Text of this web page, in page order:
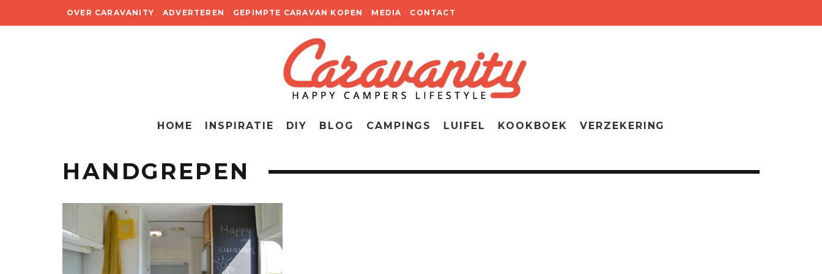
OVER CARAVANITY ADVERTEREN GEPIMPTE CARAVAN KOPEN MEDIA CONTACT
HOME INSPIRATIE DIY BLOG CAMPINGS LUIFEL KOOKBOEK VERZEKERING
HANDGREPEN